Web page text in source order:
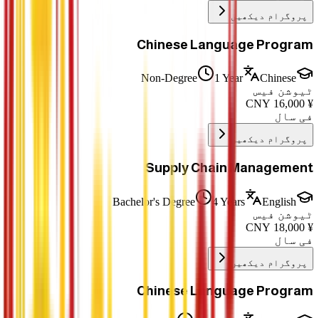
پروگرام دیکھیں
Chinese Language Program
Non-Degree 1 Year
Chinese
ٹیوشن فیس
¥
16,000
فی سال
پروگرام دیکھیں
Supply Chain Management
Bachelor's Degree 4 Years
English
ٹیوشن فیس
¥
18,000
فی سال
پروگرام دیکھیں
Chinese Language Program